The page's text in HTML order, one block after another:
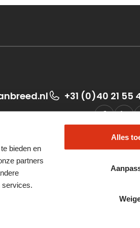
bieden en
partners
services.
Alles
+31 (0)40 21 55
Social media